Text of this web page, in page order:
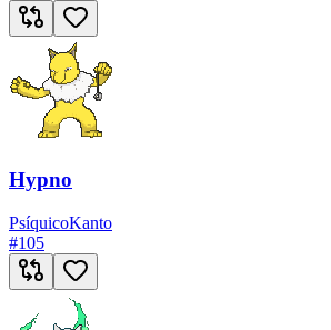
Hypno
PsíquicoKanto
#105